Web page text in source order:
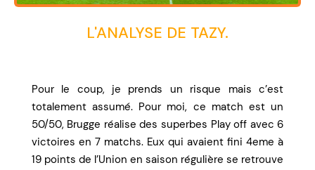
L'ANALYSE DE TAZY.
Pour le coup, je prends un risque mais c’est
totalement assumé. Pour moi, ce match est un
50/50, Brugge réalise des superbes Play off avec 6
victoires en 7 matchs. Eux qui avaient fini 4eme à
19 points de l’Union en saison régulière se retrouve